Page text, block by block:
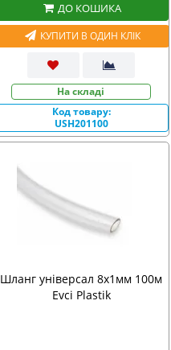
ДО КОШИКА
КУПИТИ В ОДИН КЛІК
На складі
Код товару:
USH201100
Шланг універсал 8х1мм 100м
Evci Plastik